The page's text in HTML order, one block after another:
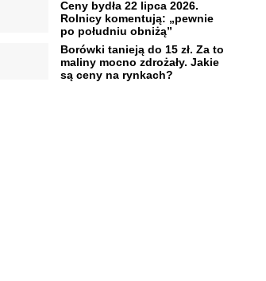
Ceny bydła 22 lipca 2026.
Rolnicy komentują: „pewnie
po południu obniżą”
Borówki tanieją do 15 zł. Za to
maliny mocno zdrożały. Jakie
są ceny na rynkach?